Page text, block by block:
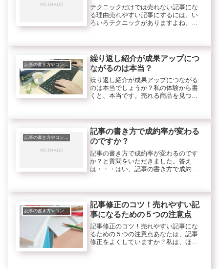
テクニックだけでは売れない記事にな
る理由売れやすい記事にするには、い
ろいろテクニックがありますよね。し
す。テクニック以外に何が必要か？と
いうと
繰り返し紹介が成果アップにつ
ながるのは本当？
繰り返し紹介が成果アップにつながる
のは本当でしょうか？私の体験から書
くと、本当です。売れる商品を見つけ
というと露出度がアップしますから、
たくさん見てもらえるので売れやすく
な...
記事の書き方やコンテンツのこと
記事の書き方で成約率が変わる
のですか？
記事の書き方で成約率が変わるのです
か？と質問をいただきました。答え
は・・・はい、記事の書き方で成約率
ーワード選び、記事の書き方この３つ
が大事ですよね。
記事の書き方やコンテンツのこと
記事修正のコツ！売れやすい記
事になるための５つの注意点
記事修正のコツ！売れやすい記事にな
るための５つの注意点あなたは、記事
修正をよくしていますか？私は、ほぼ